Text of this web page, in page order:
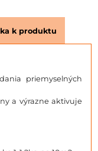
k produktu
priemyselných
a výrazne aktivuje